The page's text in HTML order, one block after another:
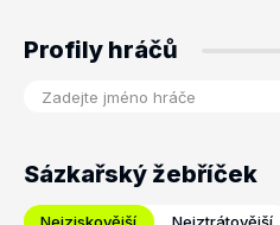
Profily hráčů
Sázkařský žebříček